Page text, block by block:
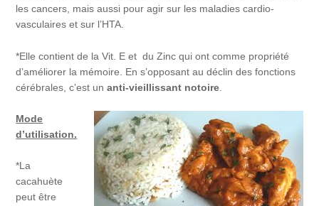
les cancers, mais aussi pour agir sur les maladies cardio-
vasculaires et sur l’HTA.
*Elle contient de la Vit. E et du Zinc qui ont comme propriété
d’améliorer la mémoire. En s’opposant au déclin des fonctions
cérébrales, c’est unanti-vieillissant notoire
Mode
d’utilisation.
*La
cacahuète
peut être